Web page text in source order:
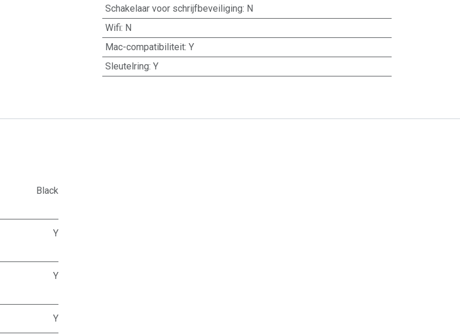
Schakelaar voor schrijfbeveiliging: N
Wifi: N
Mac-compatibiliteit: Y
Sleutelring: Y
Black
Y
Y
Y